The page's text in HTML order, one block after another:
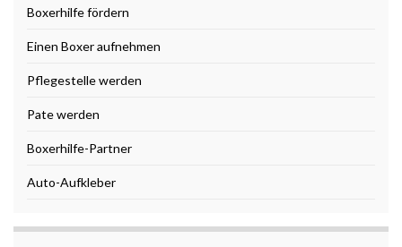
Boxerhilfe fördern
Einen Boxer aufnehmen
Pflegestelle werden
Pate werden
Boxerhilfe-Partner
Auto-Aufkleber